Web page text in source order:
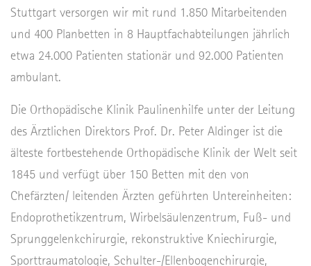
Stuttgart versorgen wir mit rund 1.850 Mitarbeitenden
und 400 Planbetten in 8 Hauptfachabteilungen jährlich
etwa 24.000 Patienten stationär und 92.000 Patienten
ambulant.
Die Orthopädische Klinik Paulinenhilfe unter der Leitung
des Ärztlichen Direktors Prof. Dr. Peter Aldinger ist die
älteste fortbestehende Orthopädische Klinik der Welt seit
1845 und verfügt über 150 Betten mit den von
Chefärzten/ leitenden Ärzten geführten Untereinheiten:
Endoprothetikzentrum, Wirbelsäulenzentrum, Fuß- und
Sprunggelenkchirurgie, rekonstruktive Kniechirurgie,
Sporttraumatologie, Schulter-/Ellenbogenchirurgie,